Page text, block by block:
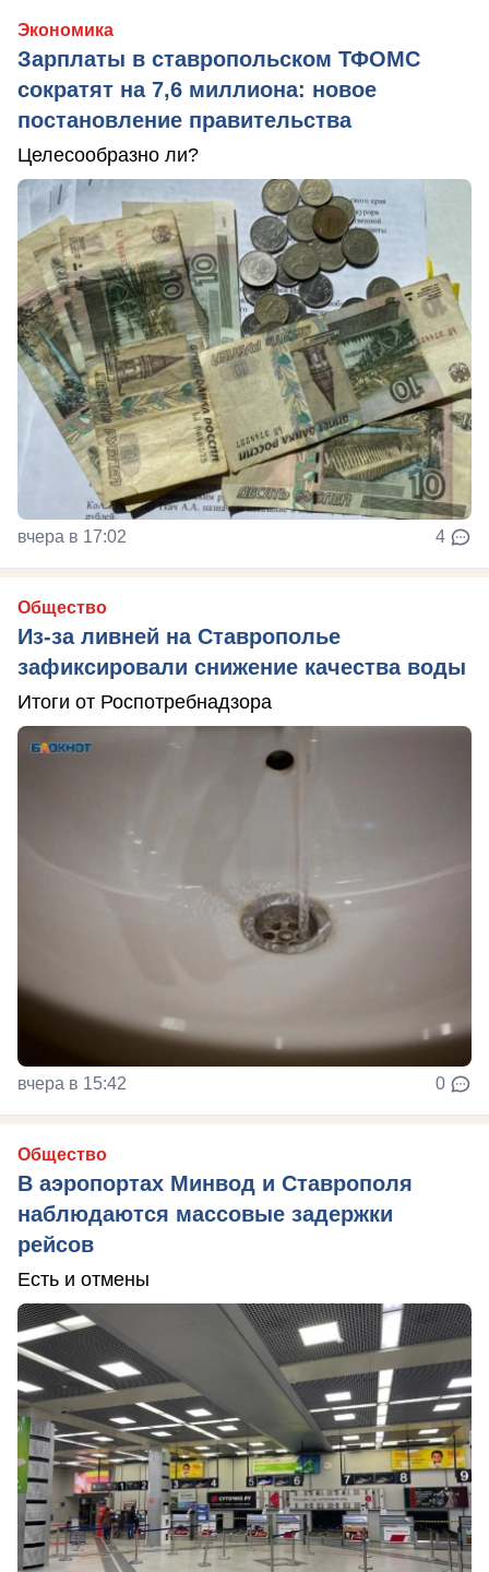
Экономика
Зарплаты в ставропольском ТФОМС
сократят на 7,6 миллиона: новое
постановление правительства
Целесообразно ли?
вчера в 17:02 4
Общество
Из-за ливней на Ставрополье
зафиксировали снижение качества воды
Итоги от Роспотребнадзора
вчера в 15:42 0
Общество
В аэропортах Минвод и Ставрополя
наблюдаются массовые задержки
рейсов
Есть и отмены